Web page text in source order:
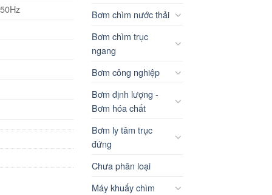
Bơm chìm nước thải
Bơm chìm trục
ngang
Bơm công nghiệp
Bơm định lượng -
Bơm hóa chất
Bơm ly tâm trục
đứng
Chưa phân loại
Máy khuấy chìm